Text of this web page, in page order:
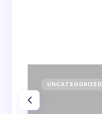
UNCATEGORIZED